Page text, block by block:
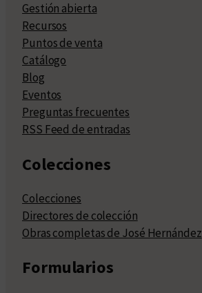
Gestión abierta
Recursos
Puntos de venta
Catálogo
Blog
Eventos
Preguntas frecuentes
RSS Feed de entradas
Colecciones
Colecciones
Directores de colección
Obras completas de José Hernández
Formularios